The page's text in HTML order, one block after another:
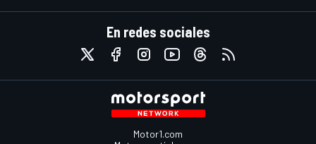
En redes sociales
Motor1.com